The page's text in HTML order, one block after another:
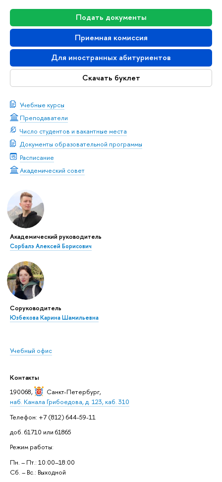
Подать документы
Приемная комиссия
Для иностранных абитуриентов
Скачать буклет
Учебные курсы
Преподаватели
Число студентов и вакантные места
Документы образовательной программы
Расписание
Академический совет
Академический руководитель
Сорбалэ Алексей Борисович
Соруководитель
Юзбекова Карина Шамильевна
Учебный офис
Контакты
190068,
Санкт-Петербург,
наб. Канала Грибоедова, д. 123, каб. 310
Телефон: +7 (812) 644-59-11
доб. 61710 или 61865
Режим работы:
Пн. – Пт.: 10:00–18:00
Сб. – Вс.: Выходной